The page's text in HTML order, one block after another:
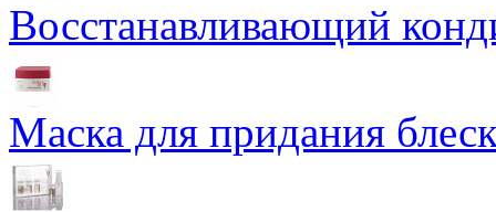
Восстанавливающий
Маска для придания